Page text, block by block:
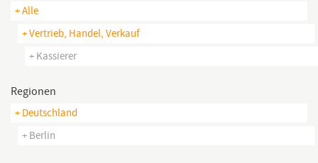
+ Alle
+ Vertrieb, Handel, Verkauf
+ Kassierer
Regionen
+ Deutschland
+ Berlin